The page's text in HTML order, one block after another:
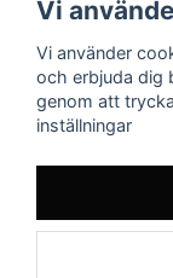
Vi
Vi använder
och erbjuda dig
genom att
inställningar